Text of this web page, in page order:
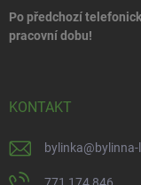
Po předchozí
pracovní dobu!
KONTAKT
bylinka@